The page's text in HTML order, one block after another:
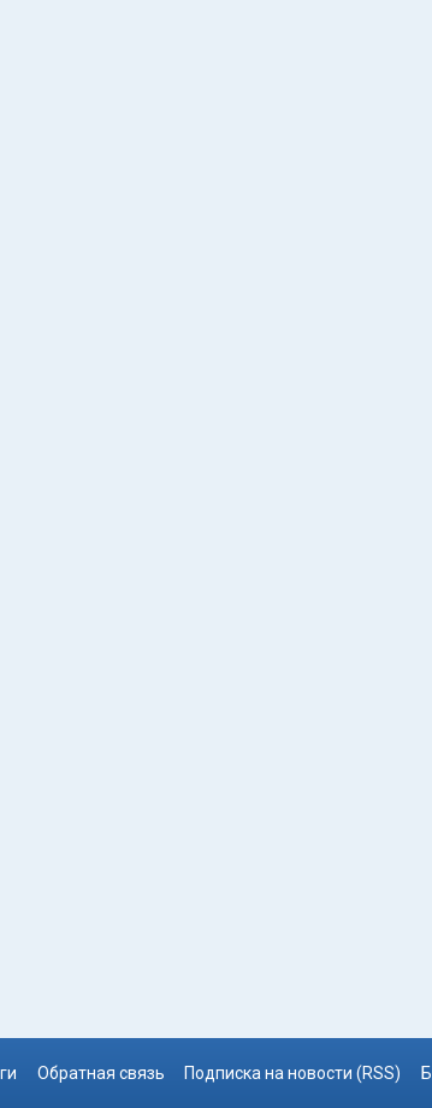
Обратная связь Подписка на новости (RSS)